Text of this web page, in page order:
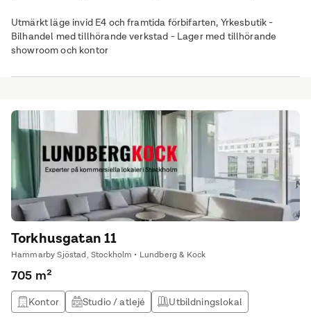
Utmärkt läge invid E4 och framtida förbifarten, Yrkesbutik -
Bilhandel med tillhörande verkstad - Lager med tillhörande
showroom och kontor
Torkhusgatan 11
Hammarby Sjöstad, Stockholm • Lundberg & Kock
705 m²
Kontor Studio / atlejé
Utbildningslokal